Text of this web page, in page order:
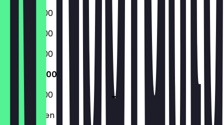
08:00 - 17:00
08:00 - 17:00
08:00 - 17:00
08:00 - 17:00
08:00 - 17:00
Geschlossen